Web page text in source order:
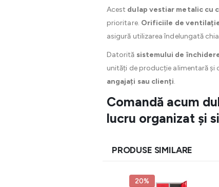
Acest dulap vestiar metalic cu
prioritare. Orificiile de
asigură utilizarea îndelungată
Datorită sistemului de
unități de producție alimentară
angajați sau clienți.
Comandă acum
lucru organizat și
PRODUSE SIMILARE